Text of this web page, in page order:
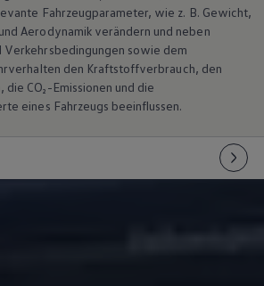
R
Unfallhilfe
Fahrzeugparameter, wie z. B. Gewicht,
Aerodynamik verändern und neben
sowie dem
den Kraftstoffverbrauch, den
CO₂-Emissionen und die
eines Fahrzeugs beeinflussen.